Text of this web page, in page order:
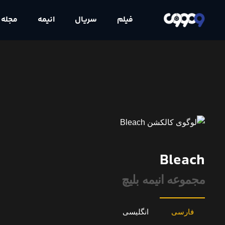
فیلم سریال انیمه مجله
Bleach
مجموعه انیمه بلیچ
فارسی انگلیسی